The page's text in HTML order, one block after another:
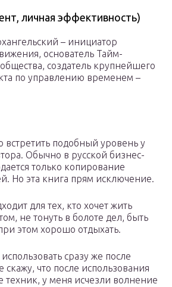
личная эффективность)
– инициатор
основатель Тайм-
создатель крупнейшего
по управлению временем –
встретить подобный уровень у
Обычно в русской бизнес-
только копирование
Но эта книга прям исключение.
для тех, кто хочет жить
не тонуть в болоте дел, быть
этом хорошо отдыхать.
сразу же после
скажу, что после использования
техник, у меня исчезли волнение